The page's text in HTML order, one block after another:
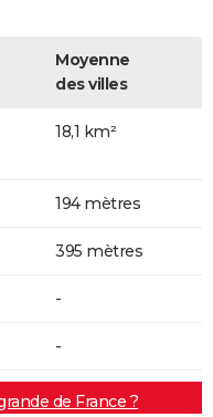
Moyenne
des villes
18,1 km²
194 mètres
395 mètres
-
-
de France ?